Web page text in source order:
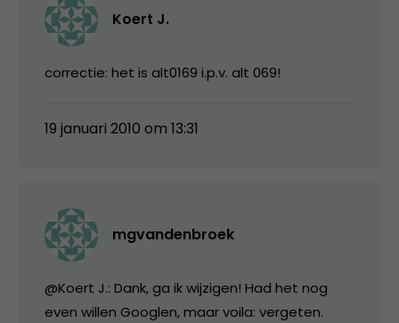
Koert J.
correctie: het is alt0169 i.p.v. alt 069!
19 januari 2010 om 13:31
mgvandenbroek
@Koert J.: Dank, ga ik wijzigen! Had het nog
even willen Googlen, maar voila: vergeten.